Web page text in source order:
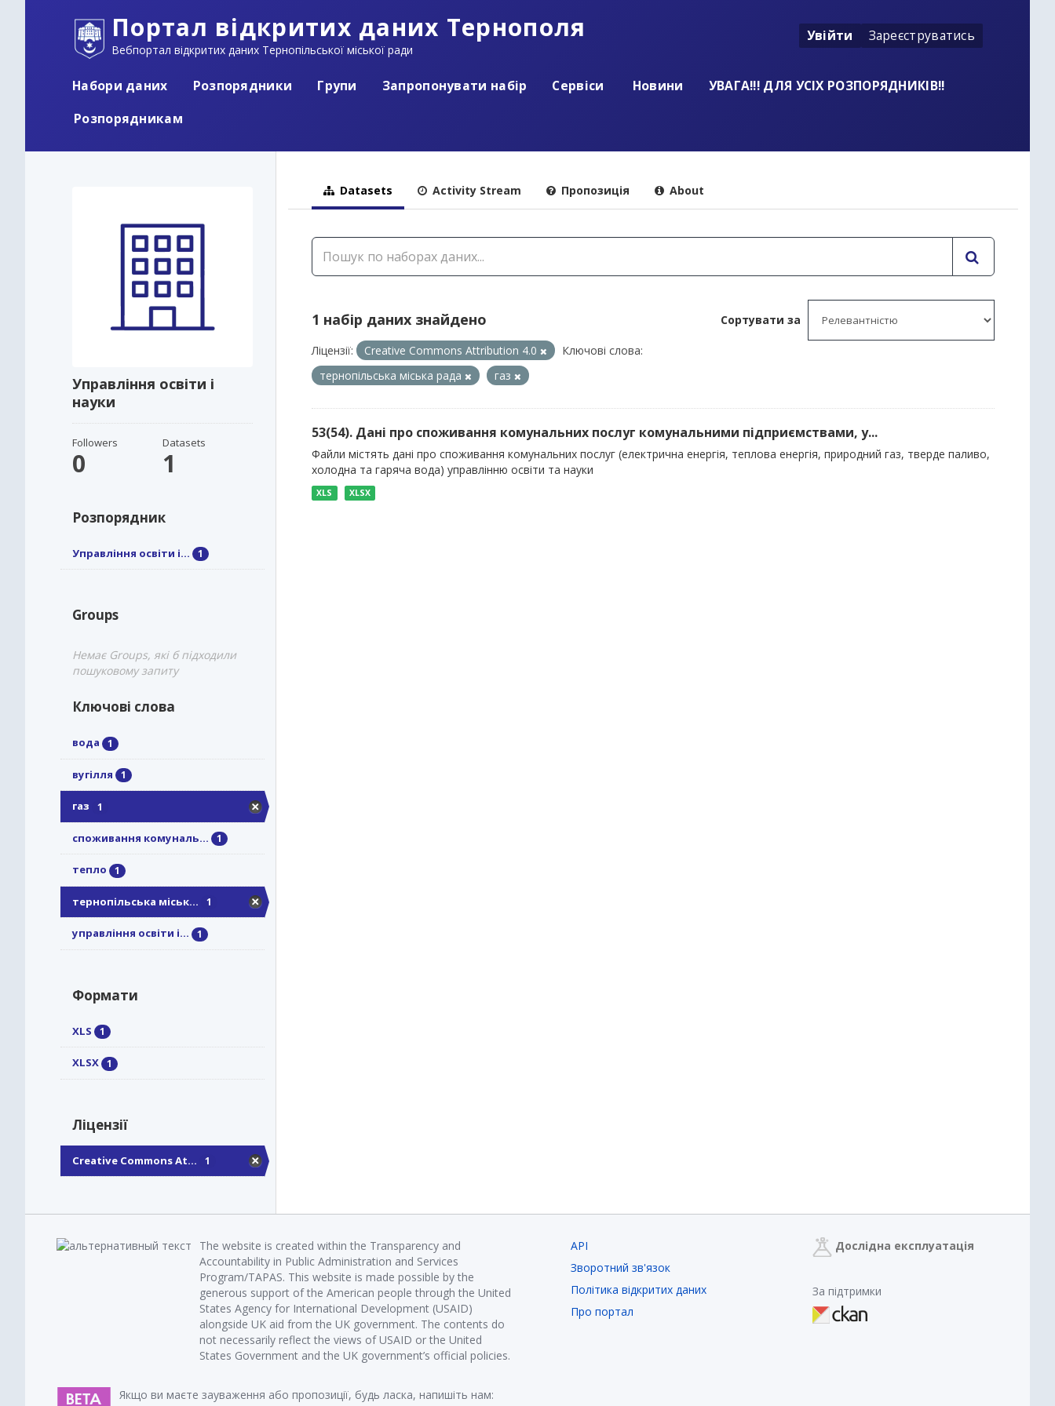
Портал відкритих даних Тернополя
Вебпортал відкритих даних Тернопільської міської ради
Увійти Зареєструватись
Набори даних Розпорядники Групи Запропонувати набір Сервіси Новини
УВАГА!!! ДЛЯ УСІХ РОЗПОРЯДНИКІВ!!
Розпорядникам
Управління освіти і
науки
Followers
0
Datasets
1
Розпорядник
Управління освіти і... 1
Groups
Немає Groups, які б підходили
пошуковому запиту
Ключові слова
вода 1
вугілля 1
газ 1
споживання комуналь... 1
тепло 1
тернопільська міськ... 1
управління освіти і... 1
Формати
XLS 1
XLSX 1
Ліцензії
Creative Commons At... 1
Datasets Activity Stream Пропозиція About
Сортувати за
1 набір даних знайдено
Ліцензії: Creative Commons Attribution 4.0
Ключові слова:
тернопільська міська рада
газ
53(54). Дані про споживання комунальних послуг комунальними підприємствами, у...
Файли містять дані про споживання комунальних послуг (електрична енергія, теплова енергія, природний газ, тверде паливо,
холодна та гаряча вода) управлінню освіти та науки
XLS XLSX
The website is created within the Transparency and
Accountability in Public Administration and Services
Program/TAPAS. This website is made possible by the
generous support of the American people through the United
States Agency for International Development (USAID)
alongside UK aid from the UK government. The contents do
not necessarily reflect the views of USAID or the United
States Government and the UK government’s official policies.
Якщо ви маєте зауваження або пропозиції, будь ласка, напишіть нам:
API
Зворотний зв'язок
Політика відкритих даних
Про портал
Дослідна експлуатація
За підтримки